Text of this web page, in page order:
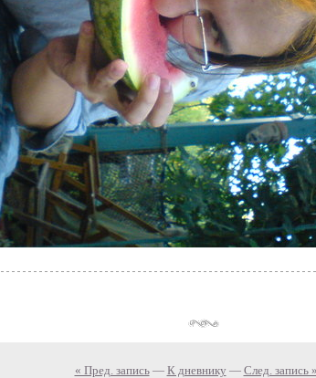
« Пред. запись— К дневнику — След. запись »